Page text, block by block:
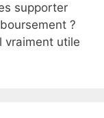
supporter
?
vraiment utile